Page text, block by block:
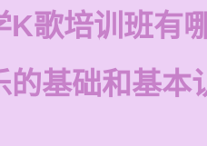
K歌培训班有
的基础和基本